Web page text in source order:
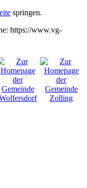
springen.
https://www.vg-